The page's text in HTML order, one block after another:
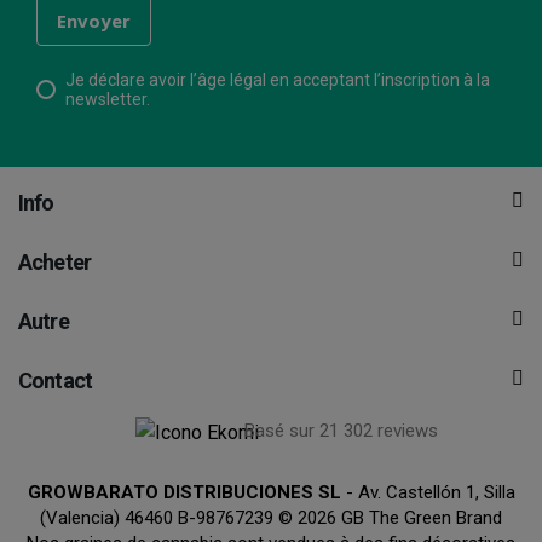
Je déclare avoir l’âge légal en acceptant l’inscription à la
newsletter.
Info
Acheter
Autre
Contact
Basé sur 21 302 reviews
GROWBARATO DISTRIBUCIONES SL - Av. Castellón 1, Silla
(Valencia) 46460 B-98767239 © 2026 GB The Green Brand